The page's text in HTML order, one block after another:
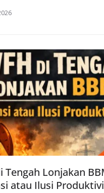
Tengah Lonjakan
atau Ilusi